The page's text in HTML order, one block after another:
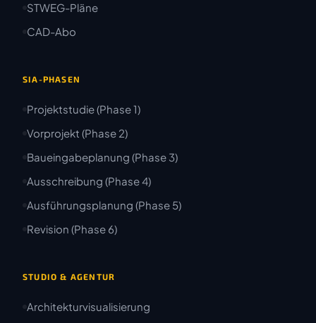
STWEG-Pläne
CAD-Abo
SIA-PHASEN
Projektstudie (Phase 1)
Vorprojekt (Phase 2)
Baueingabeplanung (Phase 3)
Ausschreibung (Phase 4)
Ausführungsplanung (Phase 5)
Revision (Phase 6)
STUDIO & AGENTUR
Architekturvisualisierung